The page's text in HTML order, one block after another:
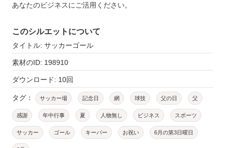
あなたのビジネスにご活用ください。
このシルエットについて
タイトル: サッカーゴール
素材のID: 198910
ダウンロード: 10回
タグ： サッカー場 記念日 網 球技 父の日 父
感謝 年中行事 夏 人物無し ビジネス スポーツ
サッカー ゴール キーパー お祝い 6月の第3日曜日